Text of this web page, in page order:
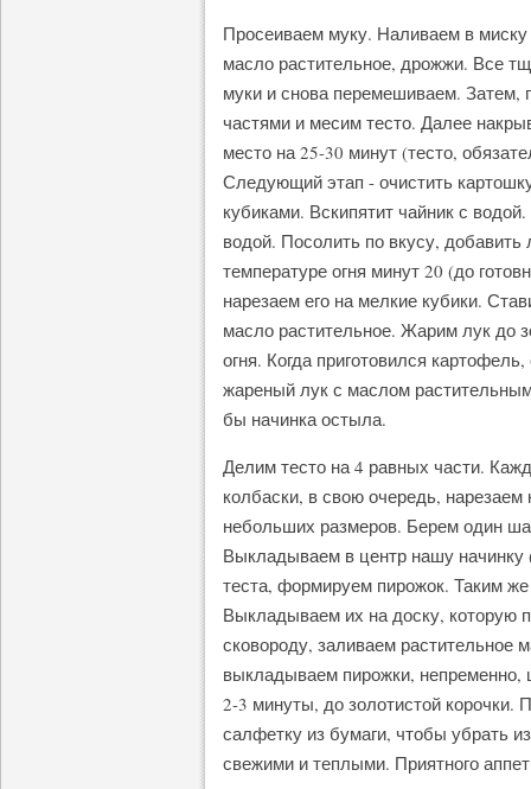
Просеиваем муку. Наливаем в
масло растительное, дрожжи. Все
муки и снова перемешиваем. Затем,
частями и месим тесто. Далее
место на 25-30 минут (тесто,
Следующий этап - очистить
кубиками. Вскипятит чайник с
водой. Посолить по вкусу,
температуре огня минут 20 (до
нарезаем его на мелкие кубики.
масло растительное. Жарим лук до
огня. Когда приготовился
жареный лук с маслом
бы начинка остыла.
Делим тесто на 4 равных части.
колбаски, в свою очередь,
небольших размеров. Берем один
Выкладываем в центр нашу
теста, формируем пирожок. Таким
Выкладываем их на доску, которую
сковороду, заливаем растительное
выкладываем пирожки,
2-3 минуты, до золотистой
салфетку из бумаги, чтобы убрать
свежими и теплыми. Приятного